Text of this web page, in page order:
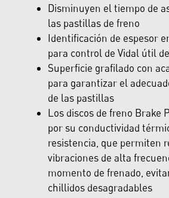
Disminuyen el tiempo de
las pastillas de freno
Identificación de espesor
para control de Vidal útil
Superficie grafilado con
para garantizar el
de las pastillas
Los discos de freno Brake
por su conductividad
resistencia, que permiten
vibraciones de alta
momento de frenado,
chillidos desagradables